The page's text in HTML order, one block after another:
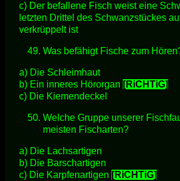
c) Der befallene Fisch weist eine
letzten Drittel des Schwanzstückes
verkrüppelt ist
Was befähigt Fische zum
a) Die Schleimhaut
b) Ein inneres Hörorgan [RiCHTiG]
c) Die Kiemendeckel
Welche Gruppe unserer
meisten Fischarten?
a) Die Lachsartigen
b) Die Barschartigen
c) Die Karpfenartigen [RiCHTiG]